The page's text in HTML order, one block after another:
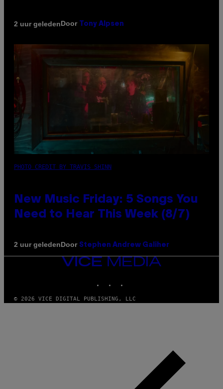
2 uur geledenDoor Tony Alpsen
PHOTO CREDIT BY TRAVIS SHINN
New Music Friday: 5 Songs You
Need to Hear This Week (8/7)
2 uur geledenDoor Stephen Andrew Galiher
VICE
MEDIA
© 2026 VICE DIGITAL PUBLISHING, LLC